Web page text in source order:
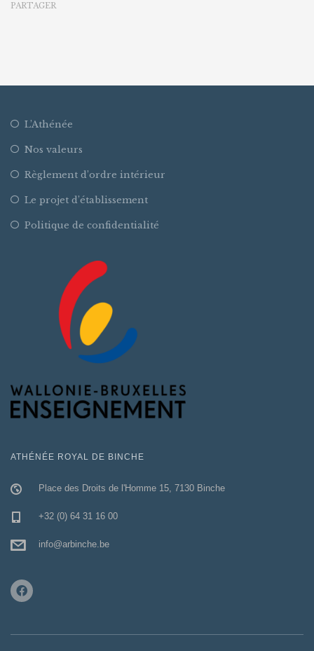
PARTAGER
L’Athénée
Nos valeurs
Règlement d’ordre intérieur
Le projet d’établissement
Politique de confidentialité
ATHÉNÉE ROYAL DE BINCHE
Place des Droits de l'Homme 15, 7130 Binche
+32 (0) 64 31 16 00
info@arbinche.be